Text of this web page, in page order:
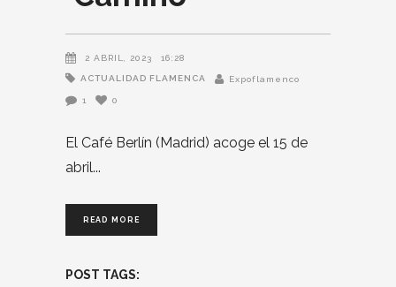
2 ABRIL, 2023 16:28
ACTUALIDAD FLAMENCA Expoflamenco
1 0
El Café Berlín (Madrid) acoge el 15 de
abril
READ MORE
POST TAGS: